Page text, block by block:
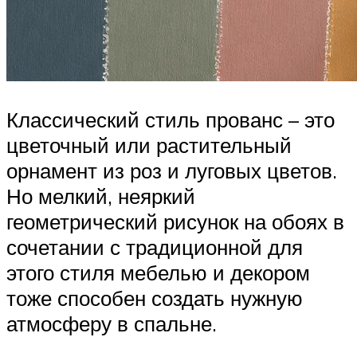
Классический стиль прованс – это
цветочный или растительный
орнамент из роз и луговых цветов.
Но мелкий, неяркий
геометрический рисунок на обоях в
сочетании с традиционной для
этого стиля мебелью и декором
тоже способен создать нужную
атмосферу в спальне.